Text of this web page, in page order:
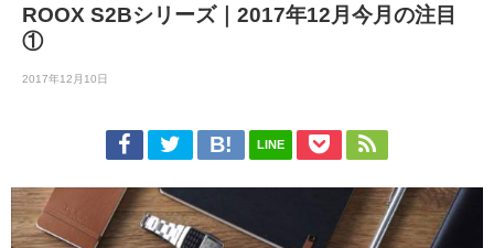
ROOX S2Bシリーズ｜2017年12月今月の注目
①
2017年12月10日
LINE